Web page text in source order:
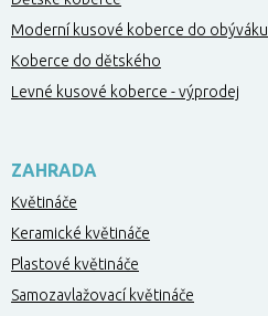
Moderní kusové koberce do obýváku
Koberce do dětského
Levné kusové koberce - výprodej
ZAHRADA
Květináče
Keramické květináče
Plastové květináče
Samozavlažovací květináče